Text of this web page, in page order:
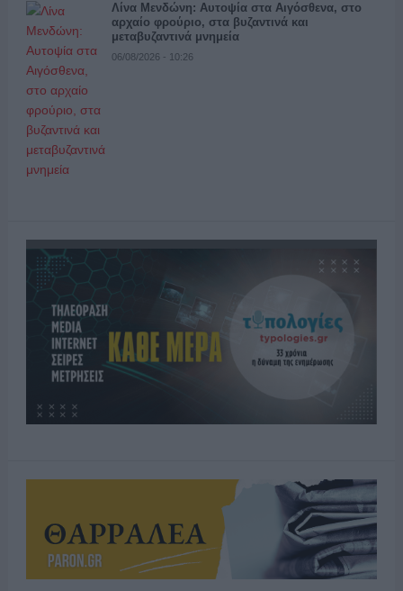
Λίνα Μενδώνη: Αυτοψία στα Αιγόσθενα, στο
αρχαίο φρούριο, στα βυζαντινά και
μεταβυζαντινά μνημεία
06/08/2026 - 10:26